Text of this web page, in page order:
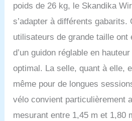
le
mais
et la
UTILES
Wiry un
conçu
poids de 26 kg, le Skandika
s’adapter à différents gabarits.
utilisateurs de grande taille ont
d’un guidon réglable en
optimal. La selle, quant à elle,
même pour de longues
vélo convient particulièrement
mesurant entre 1,45 m et 1,80